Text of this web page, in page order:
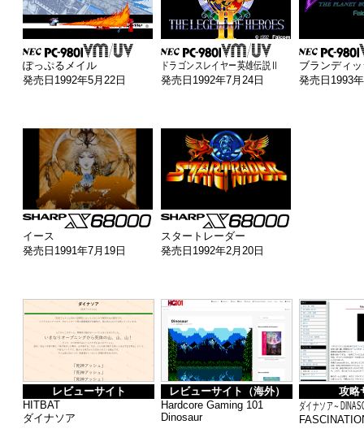
ぽっぷるメイル
発売日1992年5月22日
ドラゴンスレイヤー英雄伝説Ⅱ
発売日1992年7月24日
ブランディ
発売日1993
イース
発売日1991年7月19日
スタートレーダー
発売日1992年2月20日
レビューサイト
HITBAT
ダイナソア
レビューサイト（海外）
Hardcore Gaming 101
Dinosaur
攻略
ダイナソア～